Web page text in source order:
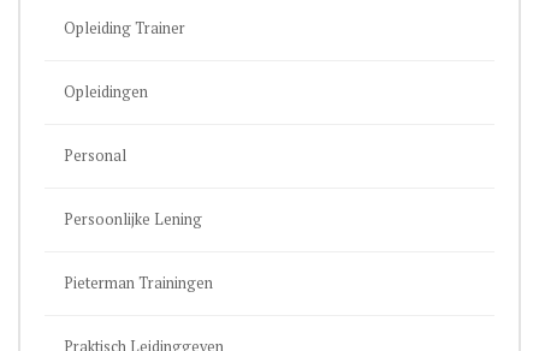
Opleiding Trainer
Opleidingen
Personal
Persoonlijke Lening
Pieterman Trainingen
Praktisch Leidinggeven